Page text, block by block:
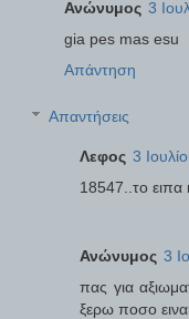
Ανώνυμος 3
gia pes mas esu
Απάντηση
Απαντήσεις
Λεφος 3
18547..το ειπα
Ανώνυμος 3
πας για
ξερω ποσο